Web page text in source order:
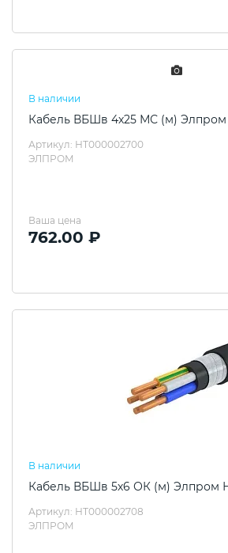
В наличии
Кабель ВБШв 4х25 МС (м) Элпром
Артикул: НТ000002700
ЭЛПРОМ
Ваша цена
762.00 ₽
В наличии
Кабель ВБШв 5х6 ОК (м) Элпром
Артикул: НТ000002708
ЭЛПРОМ